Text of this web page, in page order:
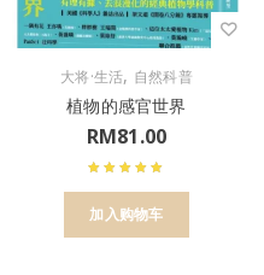
大将·生活, 自然科普
植物的感官世界
RM81.00
加入购物车